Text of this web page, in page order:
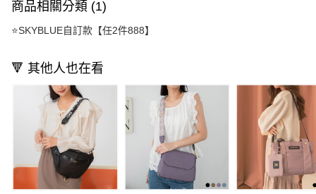
商品相關分類 (1)
⭐SKYBLUE自訂款【任2件888】
🔻 其他人也在看